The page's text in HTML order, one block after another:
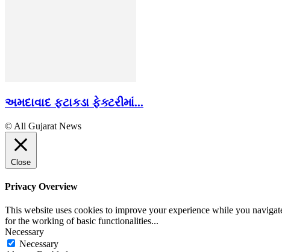
અમદાવાદ ફટાકડા ફેક્ટરીમાં...
© All Gujarat News
Close
Privacy Overview
This website uses cookies to improve your experience while you
for the working of basic functionalities...
Necessary
Necessary